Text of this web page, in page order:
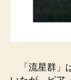
「流星群